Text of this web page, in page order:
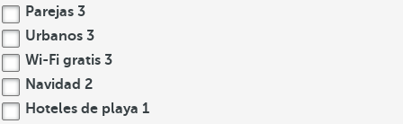
Parejas 3
Urbanos 3
Wi-Fi gratis 3
Navidad 2
Hoteles de playa 1